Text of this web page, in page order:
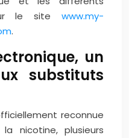
le site www.my-
.
un
substituts
reconnue
nicotine, plusieurs